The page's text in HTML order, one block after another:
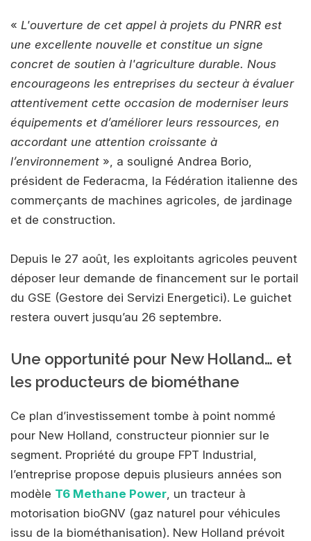
« L'ouverture de cet appel à projets du PNRR est
une excellente nouvelle et constitue un signe
concret de soutien à l'agriculture durable. Nous
encourageons les entreprises du secteur à évaluer
attentivement cette occasion de moderniser leurs
équipements et d’améliorer leurs ressources, en
accordant une attention croissante à
l’environnement », a souligné Andrea Borio,
président de Federacma, la Fédération italienne des
commerçants de machines agricoles, de jardinage
et de construction.
Depuis le 27 août, les exploitants agricoles peuvent
déposer leur demande de financement sur le portail
du GSE (Gestore dei Servizi Energetici). Le guichet
restera ouvert jusqu’au 26 septembre.
Une opportunité pour New Holland… et
les producteurs de biométhane
Ce plan d’investissement tombe à point nommé
pour New Holland, constructeur pionnier sur le
segment. Propriété du groupe FPT Industrial,
l’entreprise propose depuis plusieurs années son
modèle T6 Methane Power, un tracteur à
motorisation bioGNV (gaz naturel pour véhicules
issu de la biométhanisation). New Holland prévoit